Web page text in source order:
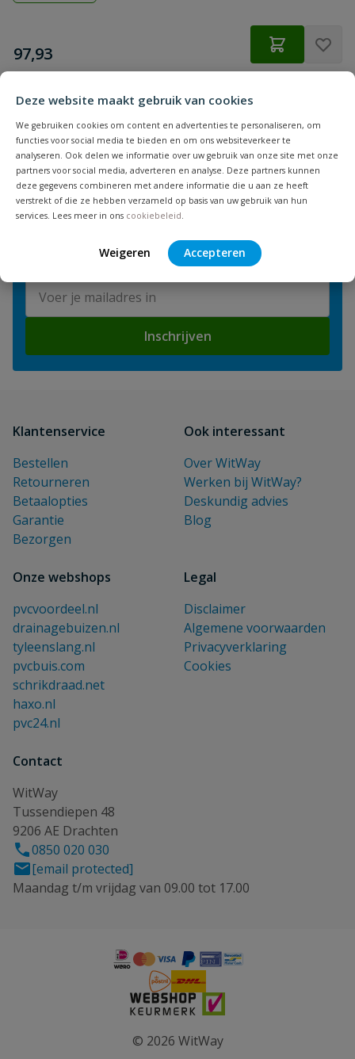
Deze website maakt gebruik van cookies
We gebruiken cookies om content en advertenties te personaliseren, om
functies voor social media te bieden en om ons websiteverkeer te
analyseren. Ook delen we informatie over uw gebruik van onze site met onze
partners voor social media, adverteren en analyse. Deze partners kunnen
deze gegevens combineren met andere informatie die u aan ze heeft
verstrekt of die ze hebben verzameld op basis van uw gebruik van hun
services. Lees meer in ons cookiebeleid.
Weigeren Accepteren
€
97,93
1product Toon
NIEUWSBRIEF
Blijf op de hoogte van nieuwe
producten en leuke acties!
E-mailadres
Inschrijven
Klantenservice
Bestellen
Retourneren
Betaalopties
Garantie
Bezorgen
Ook interessant
Over WitWay
Werken bij WitWay?
Deskundig advies
Blog
Onze webshops
pvcvoordeel.nl
drainagebuizen.nl
tyleenslang.nl
pvcbuis.com
schrikdraad.net
haxo.nl
pvc24.nl
Legal
Disclaimer
Algemene voorwaarden
Privacyverklaring
Cookies
Contact
WitWay
Tussendiepen 48
9206 AE Drachten
0850 020 030
[email protected]
Maandag t/m vrijdag van 09.00 tot 17.00
© 2026 WitWay